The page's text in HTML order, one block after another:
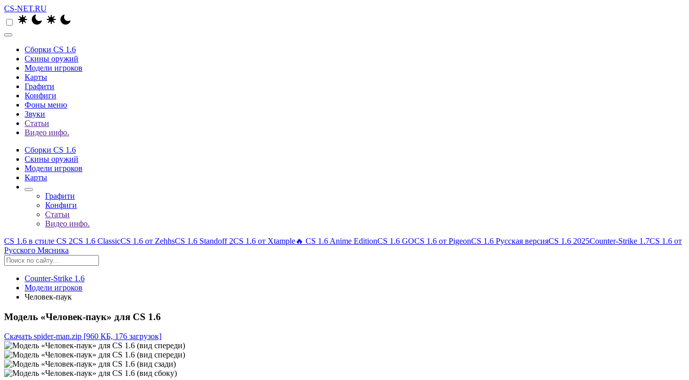
CS-NET.RU
Сборки CS 1.6
Скины оружий
Модели игроков
Карты
Графити
Конфиги
Фоны меню
Звуки
Статьи
Видео инфо.
Сборки CS 1.6
Скины оружий
Модели игроков
Карты
Графити
Конфиги
Статьи
Видео инфо.
CS 1.6 в стиле CS 2CS 1.6 ClassicCS 1.6 от ZehhsCS 1.6 Standoff 2CS 1.6 от Xtample🔥 CS 1.6 Anime EditionCS 1.6 GOCS 1.6 от PigeonCS 1.6 Русская версияCS 1.6 2025Counter-Strike 1.7CS 1.6 от
Русского Мясника
Counter-Strike 1.6
Модели игроков
Человек-паук
Модель «Человек-паук» для CS 1.6
Скачать spider-man.zip [960 КБ, 176 загрузок]